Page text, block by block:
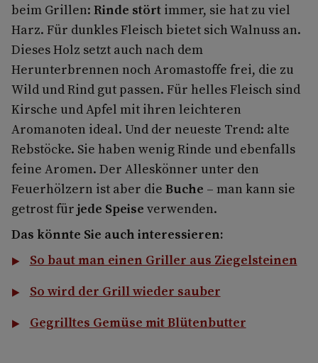
beim Grillen: Rinde stört immer, sie hat zu viel
Harz. Für dunkles Fleisch bietet sich Walnuss an.
Dieses Holz setzt auch nach dem
Herunterbrennen noch Aromastoffe frei, die zu
Wild und Rind gut passen. Für helles Fleisch sind
Kirsche und Apfel mit ihren leichte­ren
Aromanoten ideal. Und der neueste Trend: alte
Rebstöcke. Sie haben wenig Rinde und ebenfalls
feine Aromen. Der Alleskönner unter den
Feuerhölzern ist aber die Buche – man kann sie
getrost für jede Speise verwenden.
Das könnte Sie auch interessieren:
So baut man einen Griller aus Ziegelsteinen
So wird der Grill wieder sauber
Gegrilltes Gemüse mit Blütenbutter